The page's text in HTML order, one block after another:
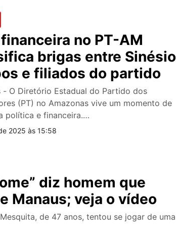
no PT-AM
brigas entre Sinésio
e filiados do partido
- O Diretório Estadual do Partido dos
(PT) no Amazonas vive um momento de
política e financeira.…
2025 às 15:58
diz homem que
Manaus; veja o vídeo
de 47 anos, tentou se jogar de uma